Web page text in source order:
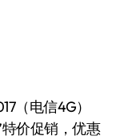
价促销，优惠